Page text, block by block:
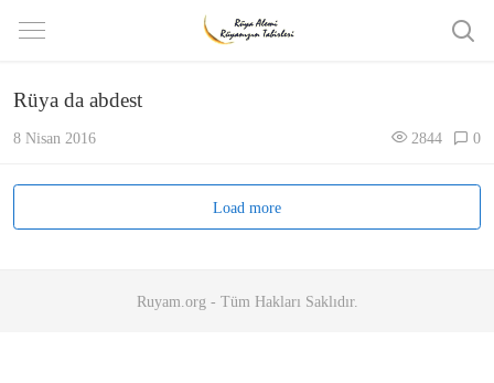
Rüya da abdest
8 Nisan 2016 2844 0
Load more
Ruyam.org - Tüm Hakları Saklıdır.